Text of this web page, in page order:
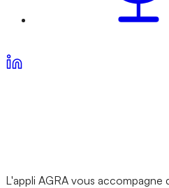
L'appli AGRA vous